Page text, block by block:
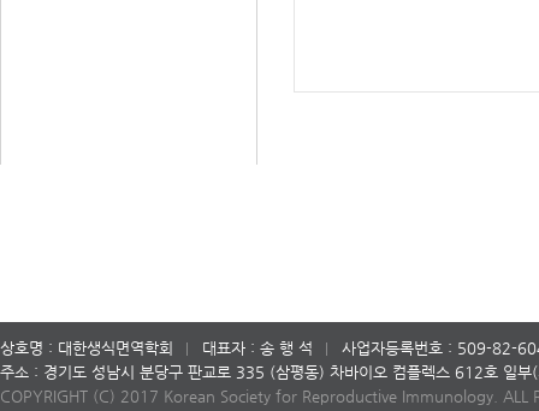
상호명 : 대한생식면역학회 대표자 : 송 행 석
사업자등록번호 : 509-82-
주소 : 경기도 성남시 분당구 판교로 335 (삼평동) 차바이오 컴플렉스 612호 일부
COPYRIGHT (C) 2017 Korean Society for Reproductive Immunology. ALL